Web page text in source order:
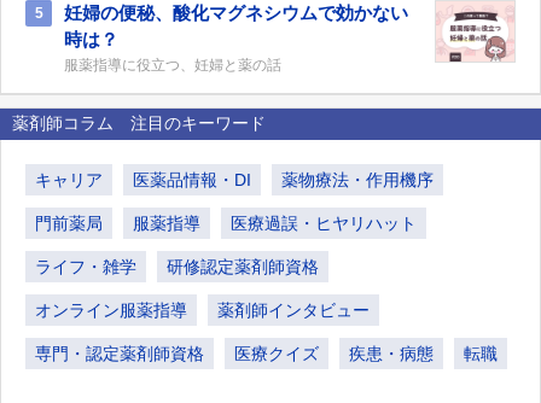
5
妊婦の便秘、酸化マグネシウムで効かない
時は？
服薬指導に役立つ、妊婦と薬の話
薬剤師コラム 注目のキーワード
キャリア 医薬品情報・DI 薬物療法・作用機序
門前薬局 服薬指導 医療過誤・ヒヤリハット
ライフ・雑学 研修認定薬剤師資格
オンライン服薬指導 薬剤師インタビュー
専門・認定薬剤師資格 医療クイズ 疾患・病態 転職